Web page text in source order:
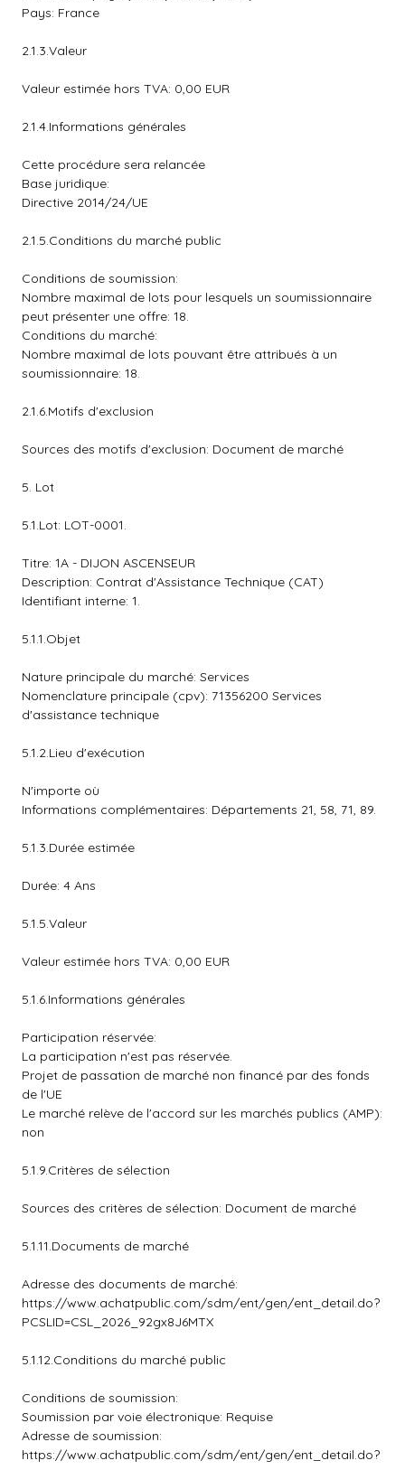
Pays: France
2.1.3.Valeur
Valeur estimée hors TVA: 0,00 EUR
2.1.4.Informations générales
Cette procédure sera relancée
Base juridique:
Directive 2014/24/UE
2.1.5.Conditions du marché public
Conditions de soumission:
Nombre maximal de lots pour lesquels un soumissionnaire
peut présenter une offre: 18.
Conditions du marché:
Nombre maximal de lots pouvant être attribués à un
soumissionnaire: 18.
2.1.6.Motifs d'exclusion
Sources des motifs d'exclusion: Document de marché
5. Lot
5.1.Lot: LOT-0001.
Titre: 1A - DIJON ASCENSEUR
Description: Contrat d'Assistance Technique (CAT)
Identifiant interne: 1.
5.1.1.Objet
Nature principale du marché: Services
Nomenclature principale (cpv): 71356200 Services
d'assistance technique
5.1.2.Lieu d'exécution
N'importe où
Informations complémentaires: Départements 21, 58, 71, 89.
5.1.3.Durée estimée
Durée: 4 Ans
5.1.5.Valeur
Valeur estimée hors TVA: 0,00 EUR
5.1.6.Informations générales
Participation réservée:
La participation n'est pas réservée.
Projet de passation de marché non financé par des fonds
de l'UE
Le marché relève de l'accord sur les marchés publics (AMP):
non
5.1.9.Critères de sélection
Sources des critères de sélection: Document de marché
5.1.11.Documents de marché
Adresse des documents de marché:
https://www.achatpublic.com/sdm/ent/gen/ent_detail.do?
PCSLID=CSL_2026_92gx8J6MTX
5.1.12.Conditions du marché public
Conditions de soumission:
Soumission par voie électronique: Requise
Adresse de soumission:
https://www.achatpublic.com/sdm/ent/gen/ent_detail.do?